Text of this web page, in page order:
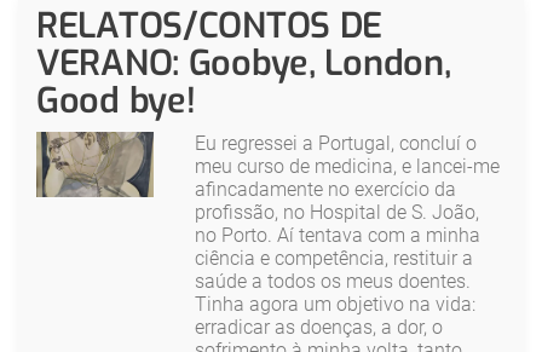
RELATOS/CONTOS DE
VERANO: Goobye, London,
Good bye!
Eu regressei a Portugal, concluí o
meu curso de medicina, e lancei-me
afincadamente no exercício da
profissão, no Hospital de S. João,
no Porto. Aí tentava com a minha
ciência e competência, restituir a
saúde a todos os meus doentes.
Tinha agora um objetivo na vida:
erradicar as doenças, a dor, o